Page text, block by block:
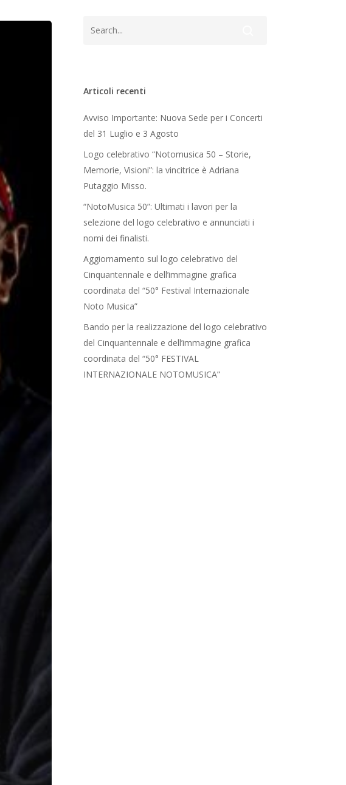
Articoli recenti
Avviso Importante: Nuova Sede per i Concerti
del 31 Luglio e 3 Agosto
Logo celebrativo “Notomusica 50 – Storie,
Memorie, Visioni”: la vincitrice è Adriana
Putaggio Misso.
“NotoMusica 50”: Ultimati i lavori per la
selezione del logo celebrativo e annunciati i
nomi dei finalisti.
Aggiornamento sul logo celebrativo del
Cinquantennale e dell’immagine grafica
coordinata del “50° Festival Internazionale
Noto Musica”
Bando per la realizzazione del logo celebrativo
del Cinquantennale e dell’immagine grafica
coordinata del “50° FESTIVAL
INTERNAZIONALE NOTOMUSICA”